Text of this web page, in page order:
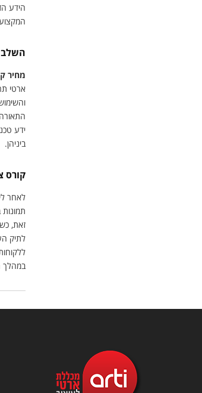
הידע
השלב
מחיר
ארטי
ידע
ביניהן.
קורס
לאחר
זאת,
לתיק
במהלך